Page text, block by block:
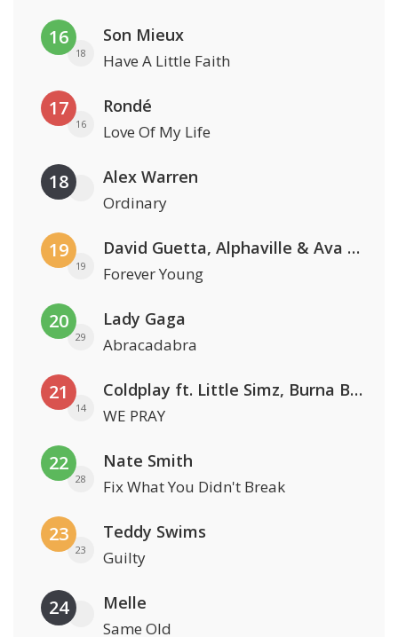
16
18
Son Mieux
Have A Little Faith
17
16
Rondé
Love Of My Life
18 Alex Warren
Ordinary
19
19
David Guetta, Alphaville & Ava Max
Forever Young
20
29
Lady Gaga
Abracadabra
21
14
Coldplay ft. Little Simz, Burna Boy, Elyanna & Tini
WE PRAY
22
28
Nate Smith
Fix What You Didn't Break
23
23
Teddy Swims
Guilty
24 Melle
Same Old